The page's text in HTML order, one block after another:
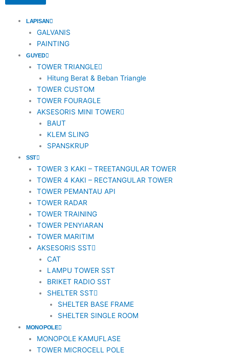
o
k
t
a
r
a
1
r
o
LAPISAN
GALVANIS
PAINTING
GUYED
TOWER TRIANGLE
Hitung Berat & Beban Triangle
TOWER CUSTOM
TOWER FOURAGLE
AKSESORIS MINI TOWER
BAUT
KLEM SLING
SPANSKRUP
SST
TOWER 3 KAKI – TREETANGULAR TOWER
TOWER 4 KAKI – RECTANGULAR TOWER
TOWER PEMANTAU API
TOWER RADAR
TOWER TRAINING
TOWER PENYIARAN
TOWER MARITIM
AKSESORIS SST
CAT
LAMPU TOWER SST
BRIKET RADIO SST
SHELTER SST
SHELTER BASE FRAME
SHELTER SINGLE ROOM
MONOPOLE
MONOPOLE KAMUFLASE
TOWER MICROCELL POLE